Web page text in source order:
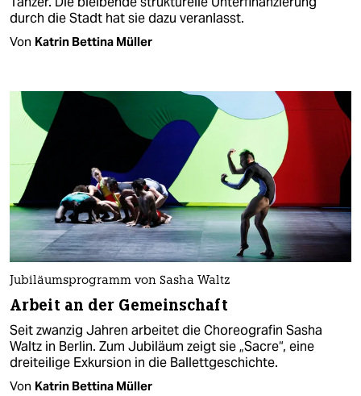
durch die Stadt hat sie dazu veranlasst.
Von Katrin Bettina Müller
Jubiläumsprogramm von Sasha Waltz
Arbeit an der Gemeinschaft
Seit zwanzig Jahren arbeitet die Choreografin Sasha
Waltz in Berlin. Zum Jubiläum zeigt sie „Sacre“, eine
dreiteilige Exkursion in die Ballettgeschichte.
Von Katrin Bettina Müller